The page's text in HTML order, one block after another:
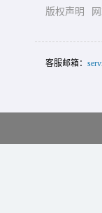
版权声明
客服邮箱：